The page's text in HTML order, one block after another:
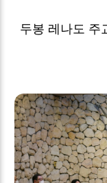
두봉 레나도 주